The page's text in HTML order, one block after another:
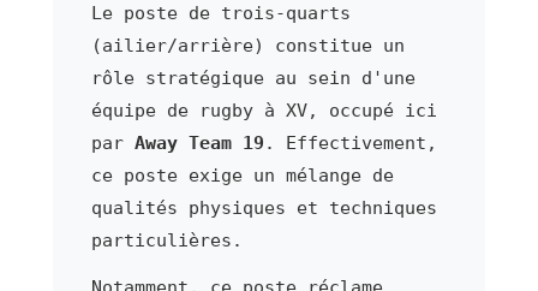
Le poste de trois-quarts
(ailier/arrière) constitue un
rôle stratégique au sein d'une
équipe de rugby à XV, occupé ici
par Away Team 19 . Effectivement,
ce poste exige un mélange de
qualités physiques et techniques
particulières.